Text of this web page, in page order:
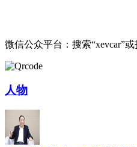
微信公众平台：搜索“xevcar”
人物